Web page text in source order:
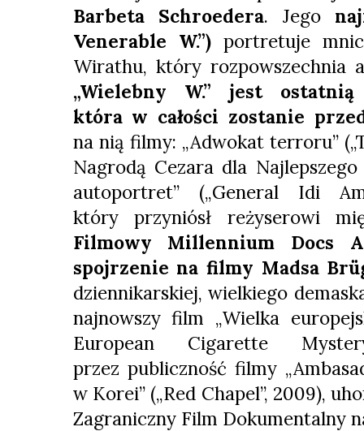
Barbeta Schroedera. Jego
Venerable W.”)portretuje
Wirathu, który rozpowszechnia
„Wielebny W.” jest
która w całości zostanie
na nią filmy: „Adwokat terroru”
Nagrodą Cezara dla
autoportret” („General Idi
który przyniósł reżyserowi
Filmowy Millennium Docs
spojrzenie na filmy Madsa
dziennikarskiej, wielkiego
najnowszy film „Wielka
European Cigarette
przez publiczność filmy
w Korei” („Red Chapel”, 2009),
Zagraniczny Film Dokumentalny